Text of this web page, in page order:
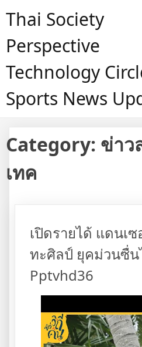
Thai Society
Perspective
Technology
Sports News
Category: ข่าว
เทค
เปิดรายได้ แดนเซ
ทะศิลป์ ยุคม่วนซื่
Pptvhd36